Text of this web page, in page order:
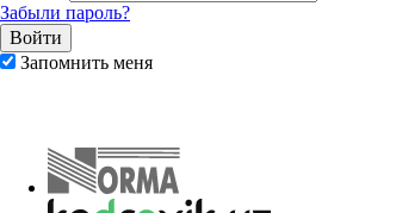
Забыли пароль?
Запомнить меня